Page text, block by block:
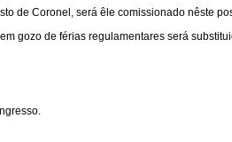
de Coronel, será êle comissionado nêste
gozo de férias regulamentares será